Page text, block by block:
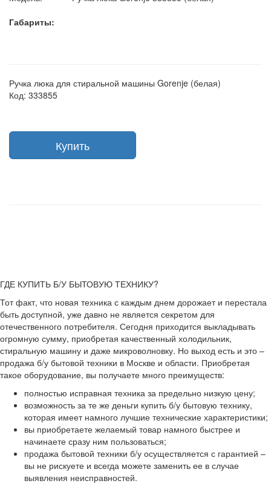
Габариты:
Ручка люка для стиральной машины Gorenje (белая)
Код: 333855
ГДЕ КУПИТЬ Б/У БЫТОВУЮ ТЕХНИКУ?
Тот факт, что новая техника с каждым днем дорожает и перестала
быть доступной, уже давно не является секретом для
отечественного потребителя. Сегодня приходится выкладывать
огромную сумму, приобретая качественный холодильник,
стиральную машину и даже микроволновку. Но выход есть и это –
продажа б/у бытовой техники в Москве и области. Приобретая
такое оборудование, вы получаете много преимуществ:
полностью исправная техника за предельно низкую цену;
возможность за те же деньги купить б/у бытовую технику,
которая имеет намного лучшие технические характеристики;
вы приобретаете желаемый товар намного быстрее и
начинаете сразу ним пользоваться;
продажа бытовой техники б/у осуществляется с гарантией –
вы не рискуете и всегда можете заменить ее в случае
выявления неисправностей.